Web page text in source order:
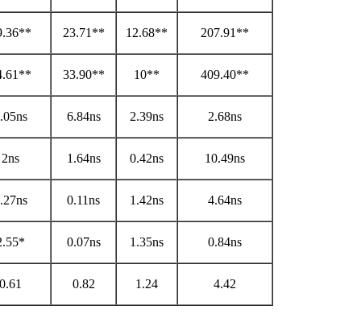
207.91**
12.68**
23.71**
409.40**
10**
33.90**
2.68ns
2.39ns
6.84ns
10.49ns
0.42ns
1.64ns
2ns
4.64ns
1.42ns
0.11ns
0.84ns
1.35ns
0.07ns
4.42
1.24
0.82
0.61